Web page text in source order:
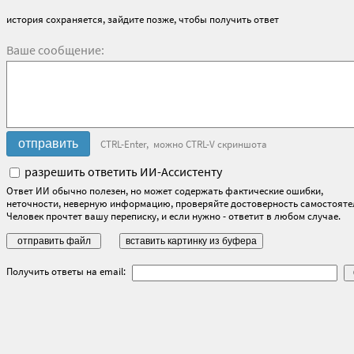
история сохраняется, зайдите позже, чтобы получить ответ
Ваше сообщение:
CTRL-Enter, можно CTRL-V скриншота
разрешить ответить ИИ-Ассистенту
Ответ ИИ обычно полезен, но может содержать фактические ошибки,
неточности, неверную информацию, проверяйте достоверность
Человек прочтет вашу переписку, и если нужно - ответит в любом случае.
Получить ответы на email: